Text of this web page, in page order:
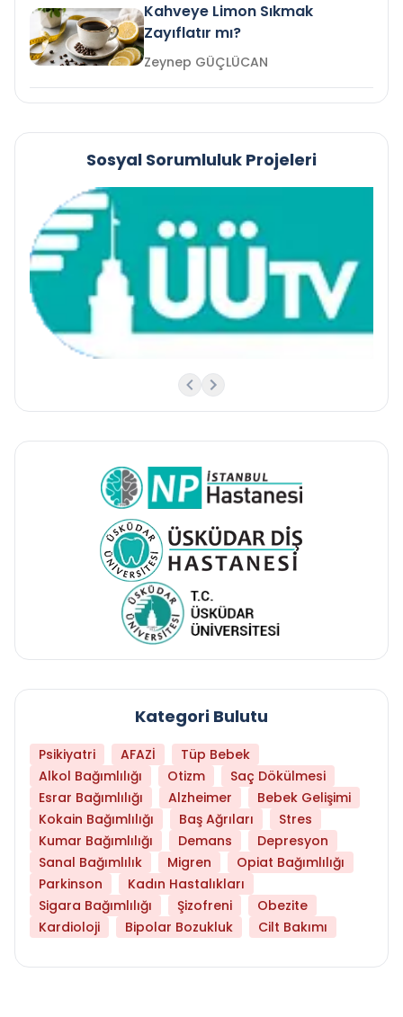
Kahveye Limon Sıkmak
Zayıflatır mı?
Zeynep GÜÇLÜCAN
Sosyal Sorumluluk Projeleri
Kategori Bulutu
Psikiyatri AFAZİ
Tüp Bebek
Alkol Bağımlılığı
Otizm
Saç Dökülmesi
Esrar Bağımlılığı
Alzheimer
Bebek Gelişimi
Kokain Bağımlılığı
Baş Ağrıları
Stres
Kumar Bağımlılığı
Demans
Depresyon
Sanal Bağımlılık
Migren
Opiat Bağımlılığı
Parkinson
Kadın Hastalıkları
Sigara Bağımlılığı
Şizofreni
Obezite
Kardioloji
Bipolar Bozukluk Cilt Bakımı